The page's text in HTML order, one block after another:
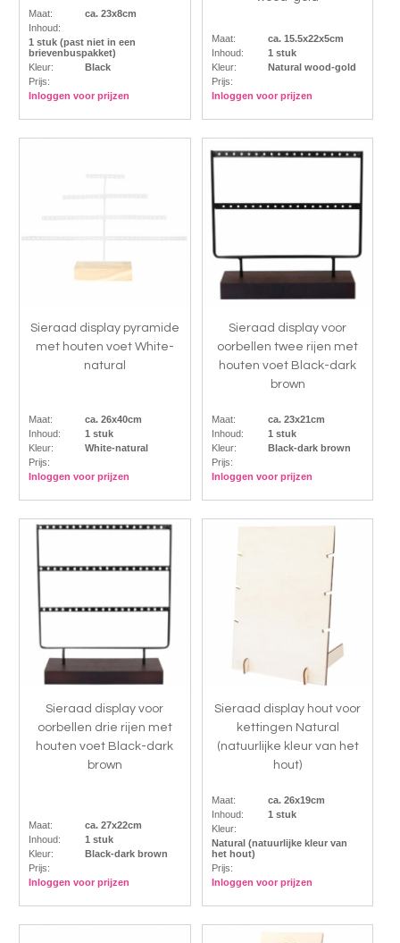
Maat:
ca. 23x8cm
Inhoud:
1 stuk (past niet in een
brievenbuspakket)
Kleur:
Black
Prijs:
Inloggen voor prijzen
Maat:
ca. 15.5x22x5cm
Inhoud:
1 stuk
Kleur:
Natural wood-gold
Prijs:
Inloggen voor prijzen
Sieraad display pyramide
met houten voet White-
natural
Maat:
ca. 26x40cm
Inhoud:
1 stuk
Kleur:
White-natural
Prijs:
Inloggen voor prijzen
Sieraad display voor
oorbellen twee rijen met
houten voet Black-dark
brown
Maat:
ca. 23x21cm
Inhoud:
1 stuk
Kleur:
Black-dark brown
Prijs:
Inloggen voor prijzen
Sieraad display voor
oorbellen drie rijen met
houten voet Black-dark
brown
Maat:
ca. 27x22cm
Inhoud:
1 stuk
Kleur:
Black-dark brown
Prijs:
Inloggen voor prijzen
Sieraad display hout voor
kettingen Natural
(natuurlijke kleur van het
hout)
Maat:
ca. 26x19cm
Inhoud:
1 stuk
Kleur:
Natural (natuurlijke kleur van
het hout)
Prijs:
Inloggen voor prijzen